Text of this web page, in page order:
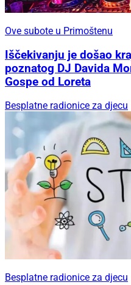
Ove subote u Primoštenu
Iščekivanju je došao
poznatog DJ Davida
Gospe od Loreta
Besplatne radionice za djecu
Besplatne radionice za djecu